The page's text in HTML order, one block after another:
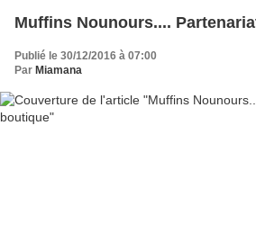
Muffins Nounours....
Publié le 30/12/2016 à 07:00
Par Miamana